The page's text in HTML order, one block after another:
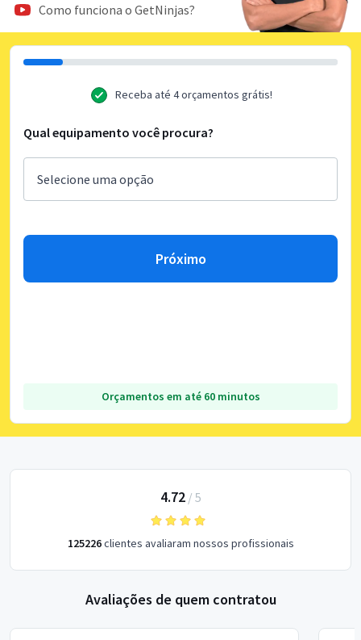
Como funciona o GetNinjas?
Receba até 4 orçamentos grátis!
Qual equipamento você procura?
Próximo
Orçamentos em até 60 minutos
4.72/ 5
125226clientes avaliaram nossos profissionais
Avaliações de quem contratou